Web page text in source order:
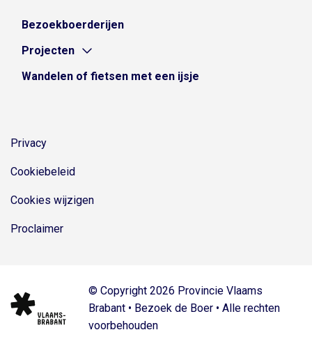
Bezoekboerderijen
Projecten
Wandelen of fietsen met een ijsje
Privacy
Cookiebeleid
Cookies wijzigen
Proclaimer
© Copyright 2026 Provincie Vlaams
Brabant • Bezoek de Boer • Alle rechten
voorbehouden